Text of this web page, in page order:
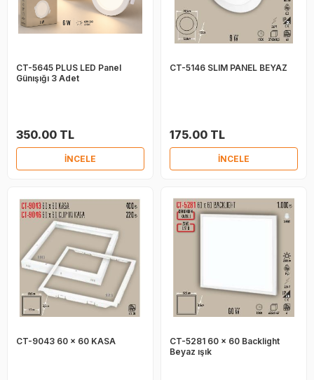
CT-5645 PLUS LED Panel
Günışığı 3 Adet
350.00 TL
İNCELE
CT-5146 SLIM PANEL BEYAZ
175.00 TL
İNCELE
CT-9043 60 x 60 KASA
CT-5281 60 x 60 Backlight
Beyaz ışık